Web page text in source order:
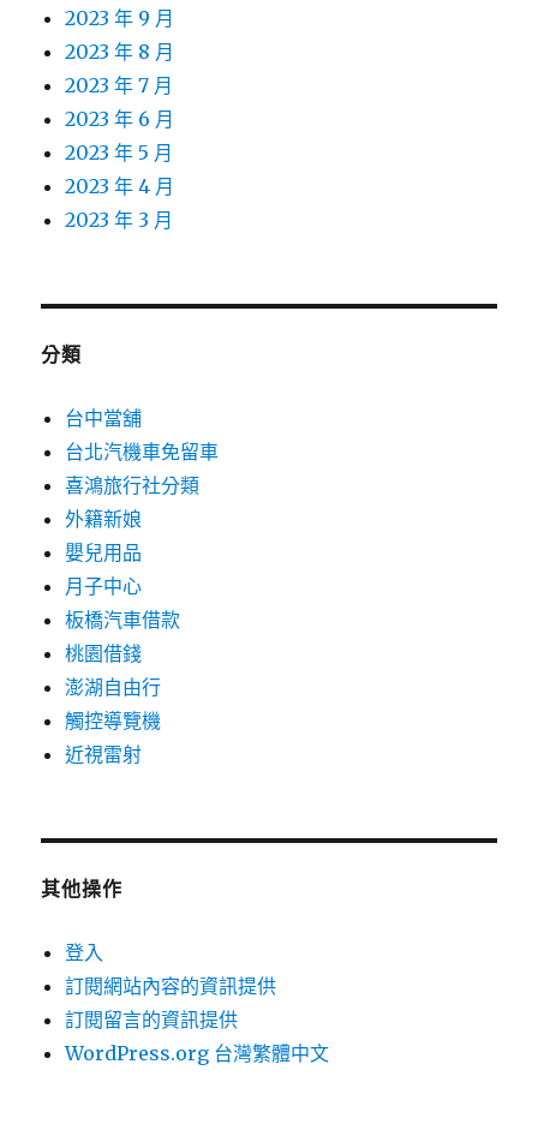
2023 年 9 月
2023 年 8 月
2023 年 7 月
2023 年 6 月
2023 年 5 月
2023 年 4 月
2023 年 3 月
分類
台中當舖
台北汽機車免留車
喜鴻旅行社分類
外籍新娘
嬰兒用品
月子中心
板橋汽車借款
桃園借錢
澎湖自由行
觸控導覽機
近視雷射
其他操作
登入
訂閱網站內容的資訊提供
訂閱留言的資訊提供
WordPress.org 台灣繁體中文